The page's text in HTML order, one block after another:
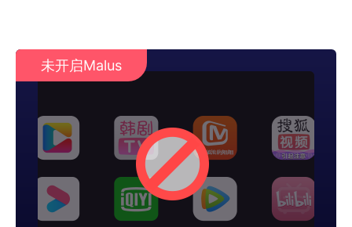
未开启Malus